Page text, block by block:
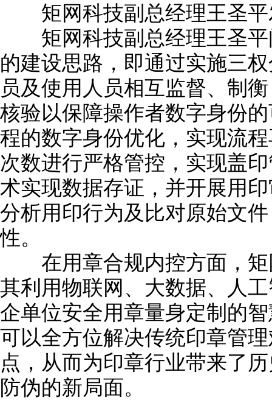
矩网科技副总经理王圣平
矩网科技副总经理王圣平
的建设思路，即通过实施三
员及使用人员相互监督、制
核验以保障操作者数字身份
程的数字身份优化，实现流
次数进行严格管控，实现盖
术实现数据存证，并开展用
分析用印行为及比对原始文
性。
在用章合规内控方面，矩
其利用物联网、大数据、人
企单位安全用章量身定制的
可以全方位解决传统印章管
点，从而为印章行业带来了
防伪的新局面。